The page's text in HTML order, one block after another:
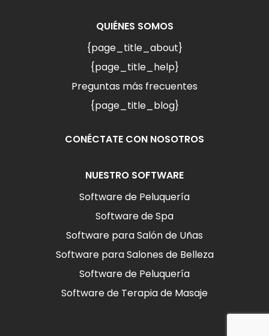
QUIÉNES SOMOS
{page_title_about}
{page_title_help}
Preguntas más frecuentes
{page_title_blog}
CONÉCTATE CON NOSOTROS
NUESTRO SOFTWARE
Software de Peluquería
Software de Spa
Software para Salón de Uñas
Software para Salones de Belleza
Software de Peluquería
Software de Terapia de Masaje